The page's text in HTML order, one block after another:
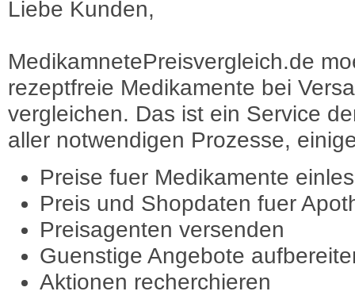
Liebe Kunden,
MedikamnetePreisvergleich.de
rezeptfreie Medikamente bei
vergleichen. Das ist ein Service
aller notwendigen Prozesse,
Preise fuer Medikamente
Preis und Shopdaten fuer
Preisagenten versenden
Guenstige Angebote
Aktionen recherchieren